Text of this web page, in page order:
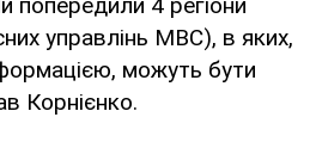
управлінь МВС), в яких,
можуть бути
Корнієнко.